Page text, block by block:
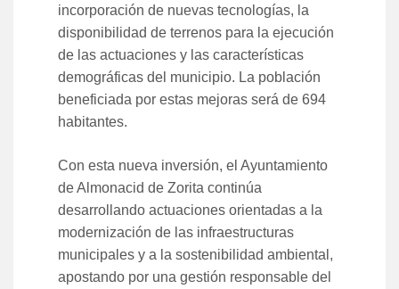
incorporación de nuevas tecnologías, la
disponibilidad de terrenos para la ejecución
de las actuaciones y las características
demográficas del municipio. La población
beneficiada por estas mejoras será de 694
habitantes.
Con esta nueva inversión, el Ayuntamiento
de Almonacid de Zorita continúa
desarrollando actuaciones orientadas a la
modernización de las infraestructuras
municipales y a la sostenibilidad ambiental,
apostando por una gestión responsable del